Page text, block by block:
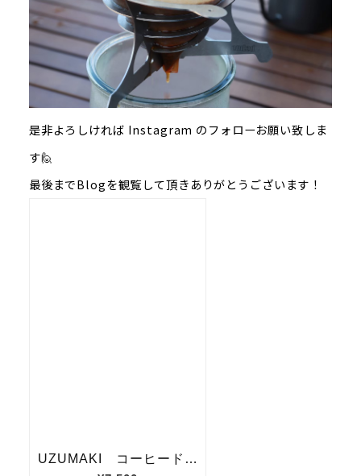
是非よろしければ Instagram のフォローお願い致しま
す🙋
最後までBlogを観覧して頂きありがとうございます！